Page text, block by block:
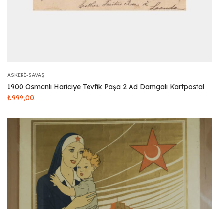
ASKERI-SAVAŞ
1900 Osmanlı Hariciye Tevfik Paşa 2 Ad Damgalı Kartpostal
₺999,00